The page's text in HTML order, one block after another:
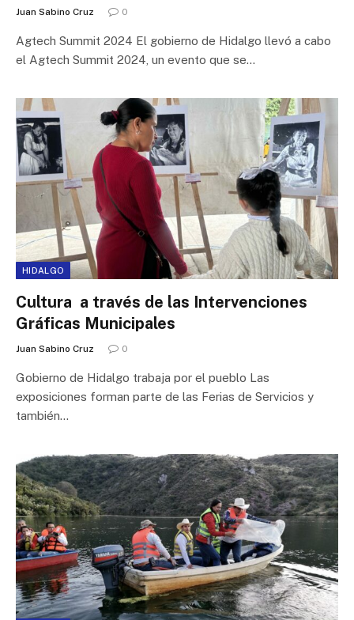
Juan Sabino Cruz 0
Agtech Summit 2024 El gobierno de Hidalgo llevó a cabo
el Agtech Summit 2024, un evento que se…
HIDALGO
Cultura a través de las Intervenciones
Gráficas Municipales
Juan Sabino Cruz 0
Gobierno de Hidalgo trabaja por el pueblo Las
exposiciones forman parte de las Ferias de Servicios y
también…